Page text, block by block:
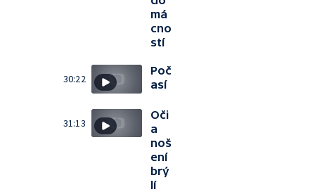
má
cno
stí
30:22
Poč
así
31:13
Oči
a
noš
ení
brý
lí